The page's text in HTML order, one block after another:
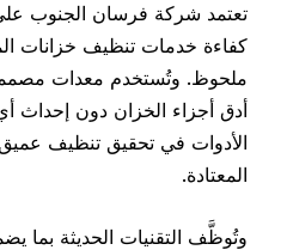
تعتمد شركة فرسان الجنوب على
كفاءة خدمات تنظيف خزانات
ملحوظ. وتُستخدم معدات مصممة
أدق أجزاء الخزان دون إحداث أي
الأدوات في تحقيق تنظيف عميق
المعتادة.
وتُوظَّف التقنيات الحديثة بما يضمن